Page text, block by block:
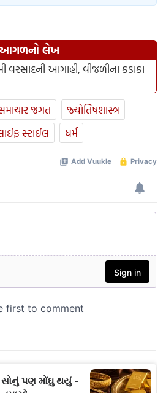
લેખ
વરસાદની આગાહી, વીજળીના કડાકા
જગત
જ્યોતિષશાસ્ત્ર
સ્ટાઈલ ધર્મ